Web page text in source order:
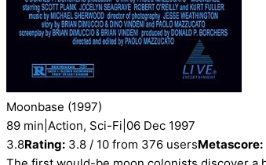
Moonbase (1997)
89 min Action, Sci-Fi 06 Dec 1997
3.8Rating: 3.8 / 10 from 376 usersMetascore: